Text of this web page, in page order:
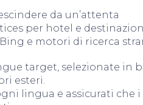
da un’attenta
per hotel e
e motori di ricerca
target, selezionate in
esteri.
lingua e assicurati che i